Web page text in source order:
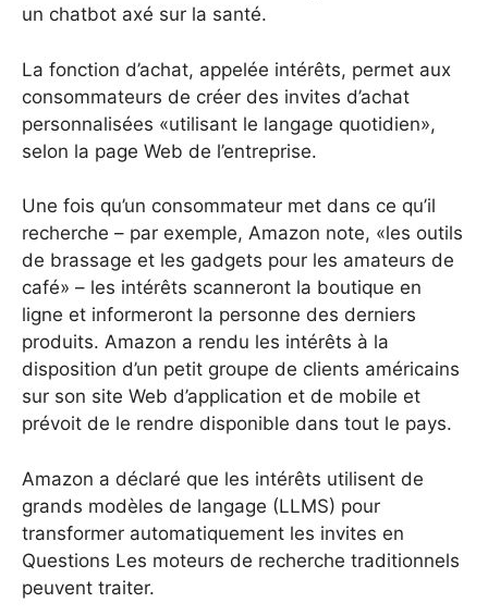
un chatbot axé sur la santé.
La fonction d’achat, appelée intérêts, permet aux
consommateurs de créer des invites d’achat
personnalisées «utilisant le langage quotidien»,
selon la page Web de l’entreprise.
Une fois qu’un consommateur met dans ce qu’il
recherche – par exemple, Amazon note, «les outils
de brassage et les gadgets pour les amateurs de
café» – les intérêts scanneront la boutique en
ligne et informeront la personne des derniers
produits. Amazon a rendu les intérêts à la
disposition d’un petit groupe de clients américains
sur son site Web d’application et de mobile et
prévoit de le rendre disponible dans tout le pays.
Amazon a déclaré que les intérêts utilisent de
grands modèles de langage (LLMS) pour
transformer automatiquement les invites en
Questions Les moteurs de recherche traditionnels
peuvent traiter.